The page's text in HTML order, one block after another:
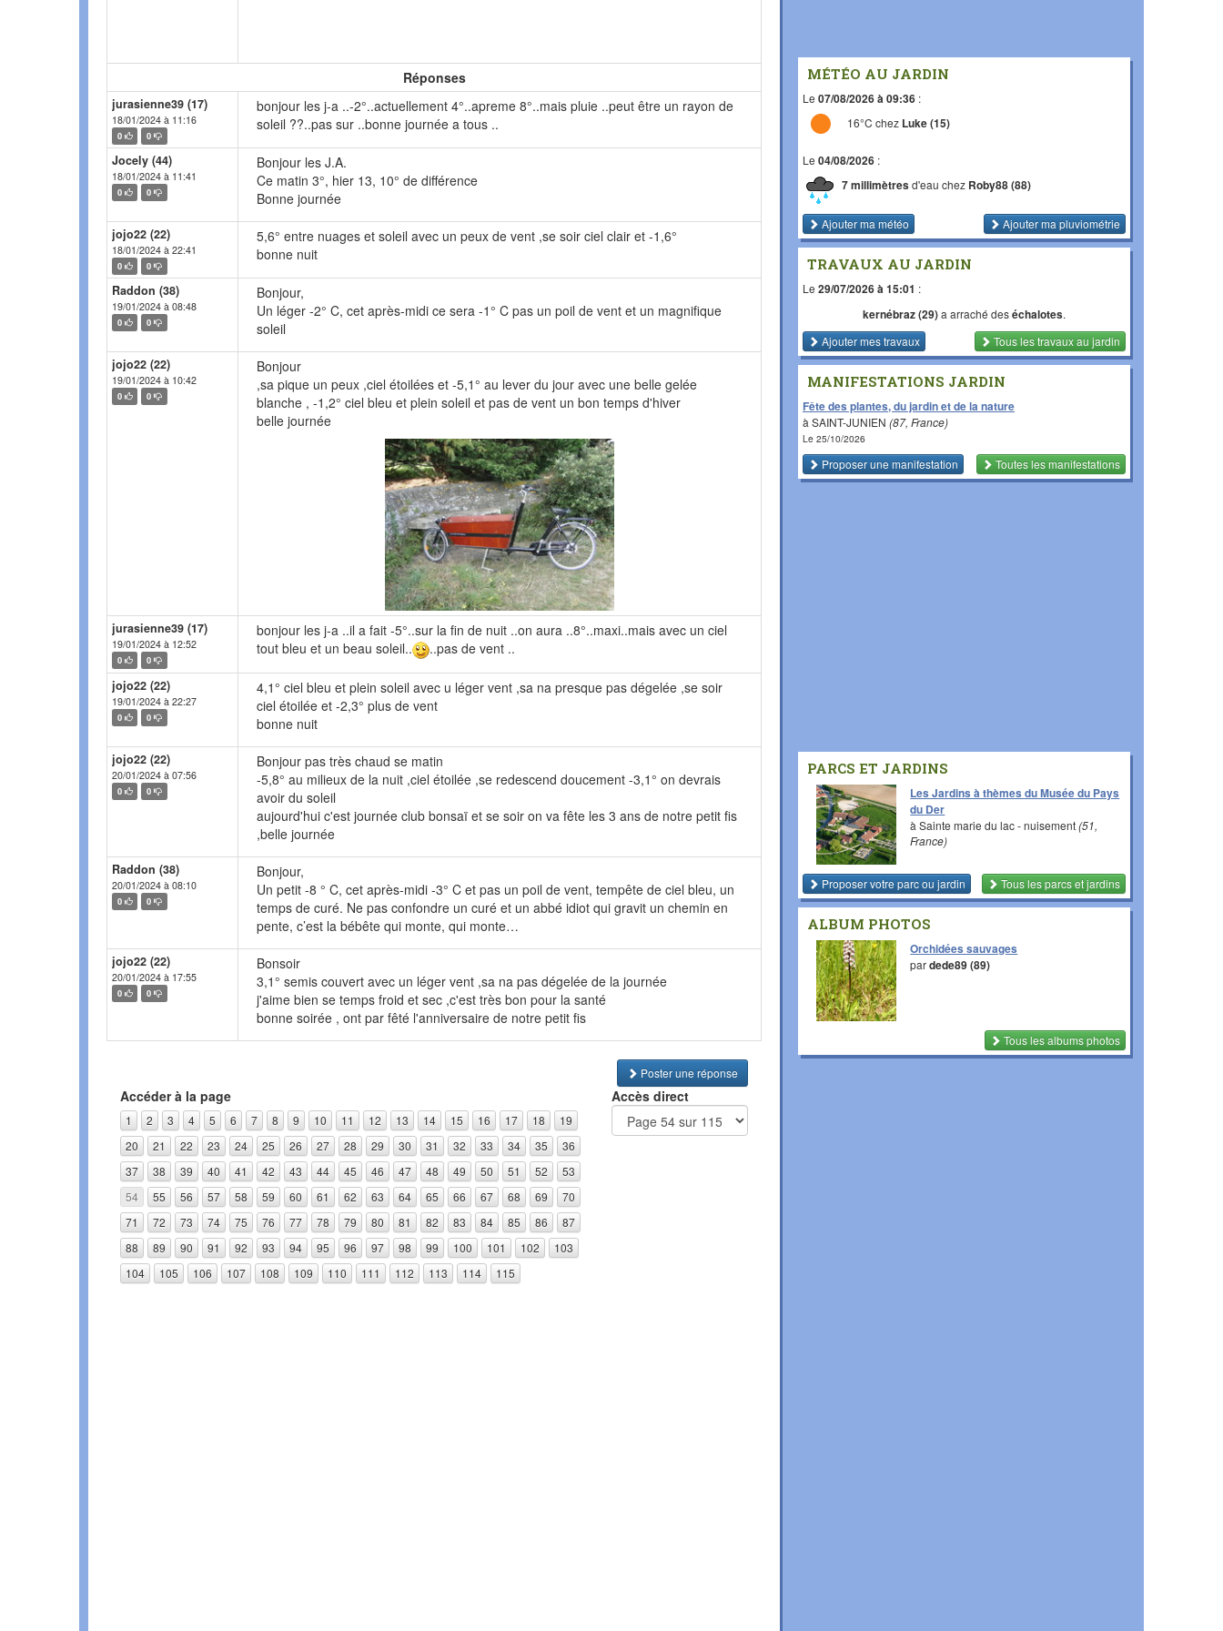
Réponses
jurasienne39 (17)
18/01/2024 à 11:16
0 0
bonjour les j-a ..-2°..actuellement 4°..apreme 8°..mais pluie ..peut être un rayon de
soleil ??..pas sur ..bonne journée a tous ..
Jocely (44)
18/01/2024 à 11:41
0 0
Bonjour les J.A.
Ce matin 3°, hier 13, 10° de différence
Bonne journée
jojo22 (22)
18/01/2024 à 22:41
0 0
5,6° entre nuages et soleil avec un peux de vent ,se soir ciel clair et -1,6°
bonne nuit
Raddon (38)
19/01/2024 à 08:48
0 0
Bonjour,
Un léger -2° C, cet après-midi ce sera -1° C pas un poil de vent et un magnifique
soleil
jojo22 (22)
19/01/2024 à 10:42
0 0
Bonjour
,sa pique un peux ,ciel étoilées et -5,1° au lever du jour avec une belle gelée
blanche , -1,2° ciel bleu et plein soleil et pas de vent un bon temps d'hiver
belle journée
jurasienne39 (17)
19/01/2024 à 12:52
0 0
bonjour les j-a ..il a fait -5°..sur la fin de nuit ..on aura ..8°..maxi..mais avec un ciel
tout bleu et un beau soleil..
..pas de vent ..
jojo22 (22)
19/01/2024 à 22:27
0 0
4,1° ciel bleu et plein soleil avec u léger vent ,sa na presque pas dégelée ,se soir
ciel étoilée et -2,3° plus de vent
bonne nuit
jojo22 (22)
20/01/2024 à 07:56
0 0
Bonjour pas très chaud se matin
-5,8° au milieux de la nuit ,ciel étoilée ,se redescend doucement -3,1° on devrais
avoir du soleil
aujourd'hui c'est journée club bonsaï et se soir on va fête les 3 ans de notre petit fis
,belle journée
Raddon (38)
20/01/2024 à 08:10
0 0
Bonjour,
Un petit -8 ° C, cet après-midi -3° C et pas un poil de vent, tempête de ciel bleu, un
temps de curé. Ne pas confondre un curé et un abbé idiot qui gravit un chemin en
pente, c’est la bébête qui monte, qui monte…
jojo22 (22)
20/01/2024 à 17:55
0 0
Bonsoir
3,1° semis couvert avec un léger vent ,sa na pas dégelée de la journée
j'aime bien se temps froid et sec ,c'est très bon pour la santé
bonne soirée , ont par fêté l'anniversaire de notre petit fis
Poster une réponse
Accéder à la page
1 2 3 4 5 6 7 8 9 10 11 12 13 14 15 16 17 18
19
20
21 22 23 24 25 26 27 28 29 30 31 32 33 34 35
36
37
38 39 40 41 42 43 44 45 46 47 48 49 50 51 52
53
54
55 56 57 58 59 60 61 62 63 64 65 66 67 68 69
70
71
72 73 74 75 76 77 78 79 80 81 82 83 84 85 86
87
88
89 90 91 92 93 94 95 96 97 98 99 100 101 102
103
104
105 106 107 108 109 110 111 112 113 114 115
Accès direct
MÉTÉO AU JARDIN
Le 07/08/2026 à 09:36 :
16°C chez Luke (15)
Le 04/08/2026 :
7 millimètresd'eau chez Roby88 (88)
Ajouter ma météo Ajouter ma pluviométrie
TRAVAUX AU JARDIN
Le 29/07/2026 à 15:01 :
kernébraz (29)a arraché deséchalotes.
Ajouter mes travaux
Tous les travauxau jardin
MANIFESTATIONS JARDIN
Fête des plantes, du jardin et de la nature
à SAINT-JUNIEN (87, France)
Le 25/10/2026
Proposer une manifestation Toutes les manifestations
PARCS ET JARDINS
Les Jardins à thèmes du Musée du Pays
du Der
à Sainte marie du lac - nuisement(51,
France)
Proposer votre parc ou jardin Tous les parcs et jardins
ALBUM PHOTOS
Orchidées sauvages
pardede89 (89)
Tous les albums photos